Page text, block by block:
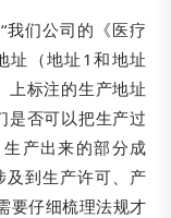
我们公司的《医疗
址（地址1和地址
上标注的生产地址
是否可以把生产过
产出来的部分成
及到生产许可、产
要仔细梳理法规才